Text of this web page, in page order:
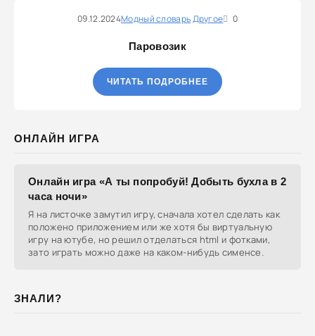
09.12.2024Модный словарьДругое 0
Паровозик
ЧИТАТЬ ПОДРОБНЕЕ
ОНЛАЙН ИГРА
Онлайн игра «А ты попробуй! Добыть бухла в 2
часа ночи»
Я на листочке замутил игру, сначала хотел сделать как
положено приложением или же хотя бы виртуальную
игру на ютубе, но решил отделаться html и фотками,
зато играть можно даже на каком-нибудь сименсе.
ЗНАЛИ?